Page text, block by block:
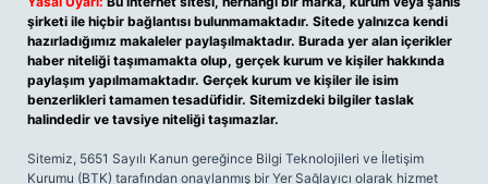
şirketi ile hiçbir bağlantısı bulunmamaktadır. Sitede yalnızca kendi
hazırladığımız makaleler paylaşılmaktadır. Burada yer alan içerikler
haber niteliği taşımamakta olup, gerçek kurum ve kişiler hakkında
paylaşım yapılmamaktadır. Gerçek kurum ve kişiler ile isim
benzerlikleri tamamen tesadüfidir. Sitemizdeki bilgiler taslak
halindedir ve tavsiye niteliği taşımazlar.
Sitemiz, 5651 Sayılı Kanun gereğince Bilgi Teknolojileri ve İletişim
Kurumu (BTK) tarafından onaylanmış bir Yer Sağlayıcı olarak hizmet